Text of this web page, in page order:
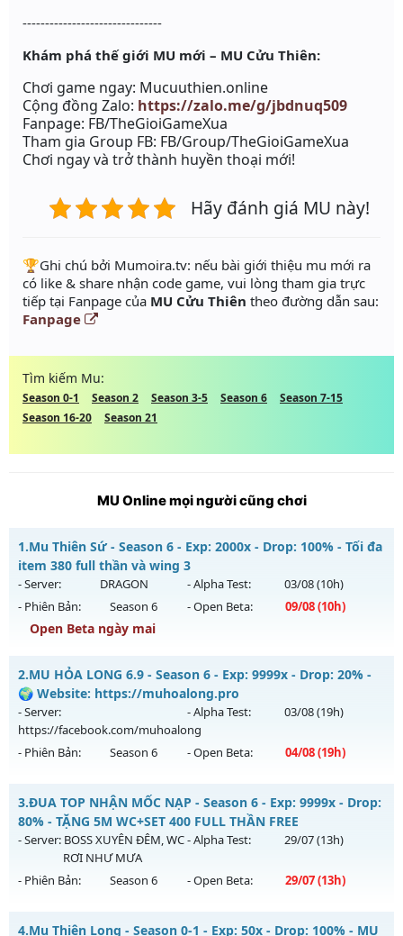
-------------------------------
Khám phá thế giới MU mới – MU Cửu Thiên:
Chơi game ngay: Mucuuthien.online
Cộng đồng Zalo: https://zalo.me/g/jbdnuq509
Fanpage: FB/TheGioiGameXua
Tham gia Group FB: FB/Group/TheGioiGameXua
Chơi ngay và trở thành huyền thoại mới!
Hãy đánh giá MU này!
️🏆Ghi chú bởi Mumoira.tv: nếu bài giới thiệu mu mới ra
có like & share nhận code game, vui lòng tham gia trực
tiếp tại Fanpage của MU Cửu Thiên theo đường dẫn sau:
Fanpage
Tìm kiếm Mu:
Season 0-1 Season 2 Season 3-5 Season 6
Season 7-15
Season 16-20
Season 21
MU Online mọi người cũng chơi
1.Mu Thiên Sứ - Season 6 - Exp: 2000x - Drop: 100% - Tối đa
item 380 full thần và wing 3
- Server: DRAGON - Alpha Test: 03/08(10h)
- Phiên Bản:
Season 6 - Open Beta: 09/08(10h)
Open Beta ngày mai
Mu Thiên Sứ - Tối đa item 380 full thần và wing 3
Mu mới ra tháng 08 2026 - Mở máy chủ
ngày 09/08/2626
Exp: 2000x - Drop: 100%
Thể loại: Mu Nguyên bản Webzen
Antihack: sharkguard
2.MU HỎA LONG 6.9 - Season 6 - Exp: 9999x - Drop: 20% -
🌍 Website: https://muhoalong.pro
- Server:
https://facebook.com/muhoalong
- Alpha Test: 03/08(19h)
- Phiên Bản: Season 6 - Open Beta: 04/08(19h)
MU HỎA LONG 6.9 - 🌍 Website: https://muhoalong.pro
Mu mới ra tháng 08 2026 - Mở máy chủ
https://facebook.com/muhoalongvào 19h ngày
04/08/2626
Exp: 9999x - Drop: 20%
3.ĐUA TOP NHẬN MỐC NẠP - Season 6 - Exp: 9999x - Drop:
80% - TẶNG 5M WC+SET 400 FULL THẦN FREE
- Server: BOSS XUYÊN ĐÊM, WC
RƠI NHƯ MƯA
- Alpha Test: 29/07(13h)
- Phiên Bản: Season 6 - Open Beta: 29/07(13h)
ĐUA TOP NHẬN MỐC NẠP - TẶNG 5M WC+SET 400 FULL
4.Mu Thiên Long - Season 0-1 - Exp: 50x - Drop: 100% - MU